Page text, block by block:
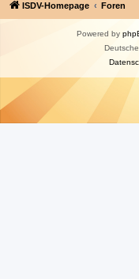
ISDV-Homepage Foren
Powered by